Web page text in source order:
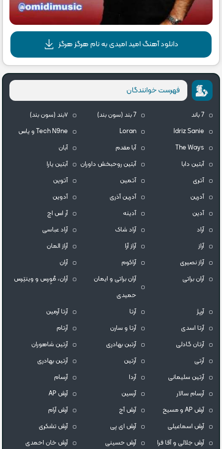
دانلود آهنگ امید امیدی به نام هرگز هرگز
فهرست خوانندگان
7 باند 7 بند (سون بند)
۷بند (سون بند)
Idriz Sanie
Loran
Tech N9ne و یاس
The Ways
آبا مقدم
آبان
آبتین دابا
آبتین روحبخش داوران
آبتین یارا
آتری
آتمین
آتوین
آدرین
آدرین آذری
آدوین
آدین
آدینه
آر اس اچ
آراد
آراد شاک
آراد عباسی
آراز
آراز آرا
آراز المان
آراز نصیری
آراکوم
آران
آران براتی
آران براتی و ایمان
حمیدی
آران، مُوِرس و وینتِرس
آرپژ آرتا
آرتا آرمین
آرتا اسدی
آرتا و سارن
آرتام
آرتان گادلی
آرتبن بهادری
آرتين شاهوران
آرتی
آرتین
آرتین بهادری
آرتین سلیمانی
آردا
آرسام
آرسام سالار
آرسین
آرش AP
آرش AP و مسیح
آرش آج
آرش آرام
آرش اسماعیلی
آرش ای پی
آرش تشکری
آرش جلالی و آقا فرا
آرش حسینی
آرش خان احمدی